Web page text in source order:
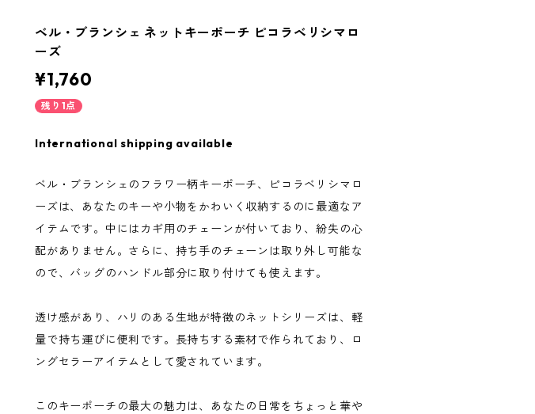
ベル・ブランシェ ネットキーポーチ ピコラベリシマロ
ーズ
¥1,760
残り1点
International shipping available
ベル・ブランシェのフラワー柄キーポーチ、ピコラベリシマロ
ーズは、あなたのキーや小物をかわいく収納するのに最適なア
イテムです。中にはカギ用のチェーンが付いており、紛失の心
配がありません。さらに、持ち手のチェーンは取り外し可能な
ので、バッグのハンドル部分に取り付けても使えます。
透け感があり、ハリのある生地が特徴のネットシリーズは、軽
量で持ち運びに便利です。長持ちする素材で作られており、ロ
ングセラーアイテムとして愛されています。
このキーポーチの最大の魅力は、あなたの日常をちょっと華や